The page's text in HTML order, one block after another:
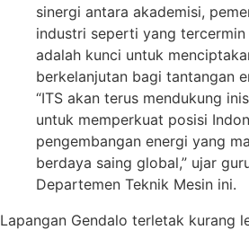
sinergi antara akademisi,
industri seperti yang
adalah kunci untuk
berkelanjutan bagi tantangan
“ITS akan terus mendukung
untuk memperkuat posisi
pengembangan energi yang
berdaya saing global,” ujar
Departemen Teknik Mesin ini.
Lapangan Gendalo terletak kurang